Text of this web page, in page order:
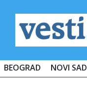
BEOGRAD NOVI SAD